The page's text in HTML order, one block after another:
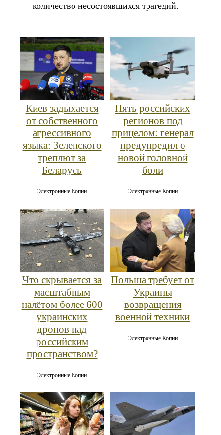
количество несостоявшихся трагедий.
Киев задыхается
от собственного
агрессивного
языка: Зеленского
треплют за
Беларусь
Электронные Копии
Пять российских
регионов под
прицелом: генерал
предупредил о
новой головной
боли
Электронные Копии
Что скрывается за
масштабным
налётом более 600
украинских
дронов над
российским
пространством?
Электронные Копии
Польша требует от
Украины
возвращения
военной техники
Электронные Копии